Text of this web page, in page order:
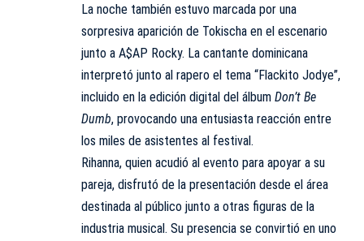
La noche también estuvo marcada por una
sorpresiva aparición de Tokischa en el escenario
junto a A$AP Rocky. La cantante dominicana
interpretó junto al rapero el tema “Flackito Jodye”,
incluido en la edición digital del álbum Don’t Be
Dumb, provocando una entusiasta reacción entre
los miles de asistentes al festival.
Rihanna, quien acudió al evento para apoyar a su
pareja, disfrutó de la presentación desde el área
destinada al público junto a otras figuras de la
industria musical. Su presencia se convirtió en uno